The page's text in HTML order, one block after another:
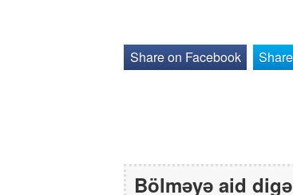
Share on Facebook
Bölməyə aid